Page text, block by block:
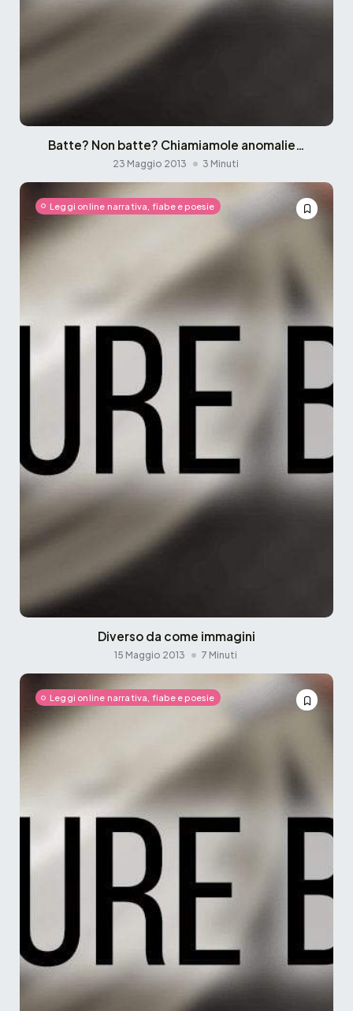
Batte? Non batte? Chiamiamole anomalie…
23 Maggio 2013 3 Minuti
Leggi online narrativa, fiabe e poesie
Diverso da come immagini
15 Maggio 2013 7 Minuti
Leggi online narrativa, fiabe e poesie